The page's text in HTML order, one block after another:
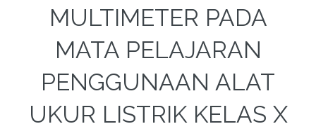
MULTIMETER PADA
MATA PELAJARAN
PENGGUNAAN ALAT
UKUR LISTRIK KELAS X